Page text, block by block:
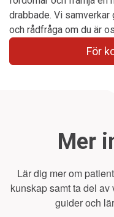
drabbade. Vi
och rådfråga om du är
För
Mer
Lär dig mer om
kunskap samt ta del
guider och